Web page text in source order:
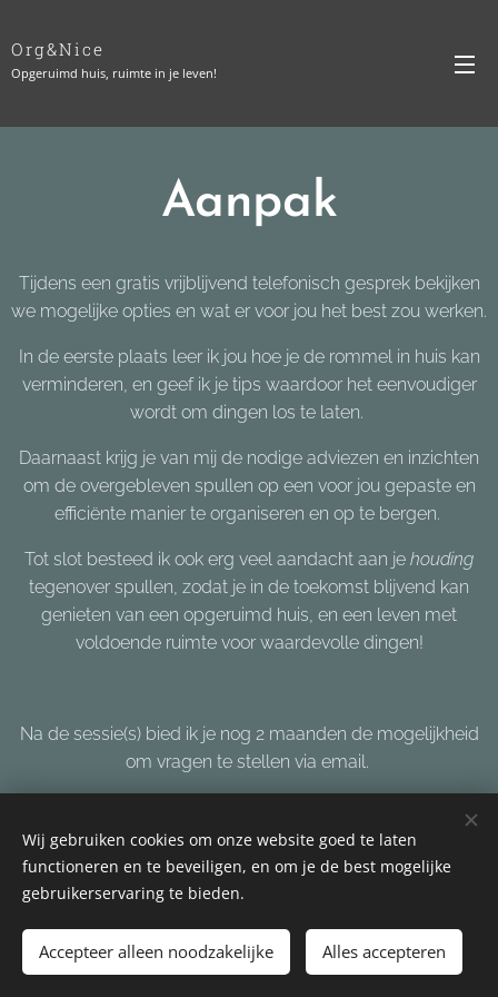
Org&Nice
Opgeruimd huis, ruimte in je leven!
Aanpak
Tijdens een gratis vrijblijvend telefonisch gesprek bekijken
we mogelijke opties en wat er voor jou het best zou werken.
In de eerste plaats leer ik jou hoe je de rommel in huis kan
verminderen, en geef ik je tips waardoor het eenvoudiger
wordt om dingen los te laten.
Daarnaast krijg je van mij de nodige adviezen en inzichten
om de overgebleven spullen op een voor jou gepaste en
efficiënte manier te organiseren en op te bergen.
Tot slot besteed ik ook erg veel aandacht aan je houding
tegenover spullen, zodat je in de toekomst blijvend kan
genieten van een opgeruimd huis, en een leven met
voldoende ruimte voor waardevolle dingen!
Na de sessie(s) bied ik je nog 2 maanden de mogelijkheid
om vragen te stellen via email.
Privacy verklaring
BE0787 777 481
Cookies
Wij gebruiken cookies om onze website goed te laten
functioneren en te beveiligen, en om je de best mogelijke
gebruikerservaring te bieden.
Accepteer alleen noodzakelijke Alles accepteren